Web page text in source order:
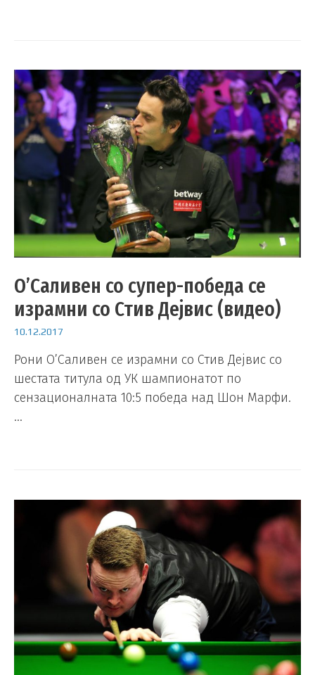
О’Саливен со супер-победа се
израмни со Стив Дејвис (видео)
10.12.2017
Рони О’Саливен се израмни со Стив Дејвис со
шестата титула од УК шампионатот по
сензационалната 10:5 победа над Шон Марфи.
…